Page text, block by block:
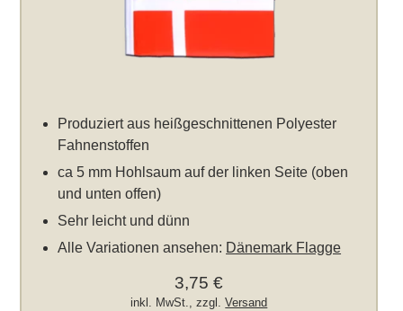
Produziert aus heißgeschnittenen Polyester
Fahnenstoffen
ca 5 mm Hohlsaum auf der linken Seite (oben
und unten offen)
Sehr leicht und dünn
Alle Variationen ansehen: Dänemark Flagge
3,75 €
inkl. MwSt., zzgl.Versand